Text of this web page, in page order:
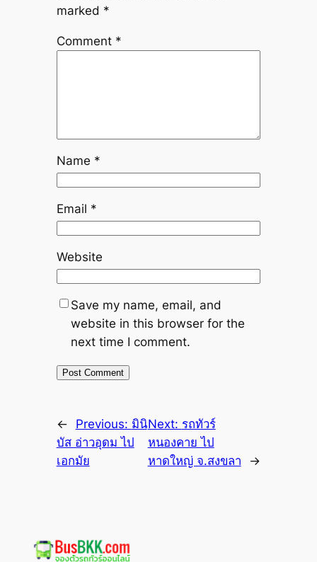
marked *
Comment *
Name *
Email *
Website
Save my name, email, and
website in this browser for the
next time I comment.
← Previous: มินิ
บัส อ่าวอุดม ไป
เอกมัย
Next: รถทัวร์
หนองคาย ไป
หาดใหญ่ จ.สงขลา
→